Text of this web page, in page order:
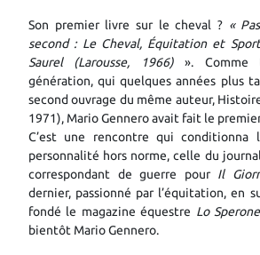
Son premier livre sur le cheval ? «
second : Le Cheval, Équitation et
Saurel (Larousse, 1966)». Comme
génération, qui quelques années plus
second ouvrage du même auteur,
1971), Mario Gennero avait fait le
C’est une rencontre qui conditionna
personnalité hors norme, celle du
correspondant de guerre pour Il
dernier, passionné par l’équitation, en
fondé le magazine équestre Lo Sperone
bientôt Mario Gennero.